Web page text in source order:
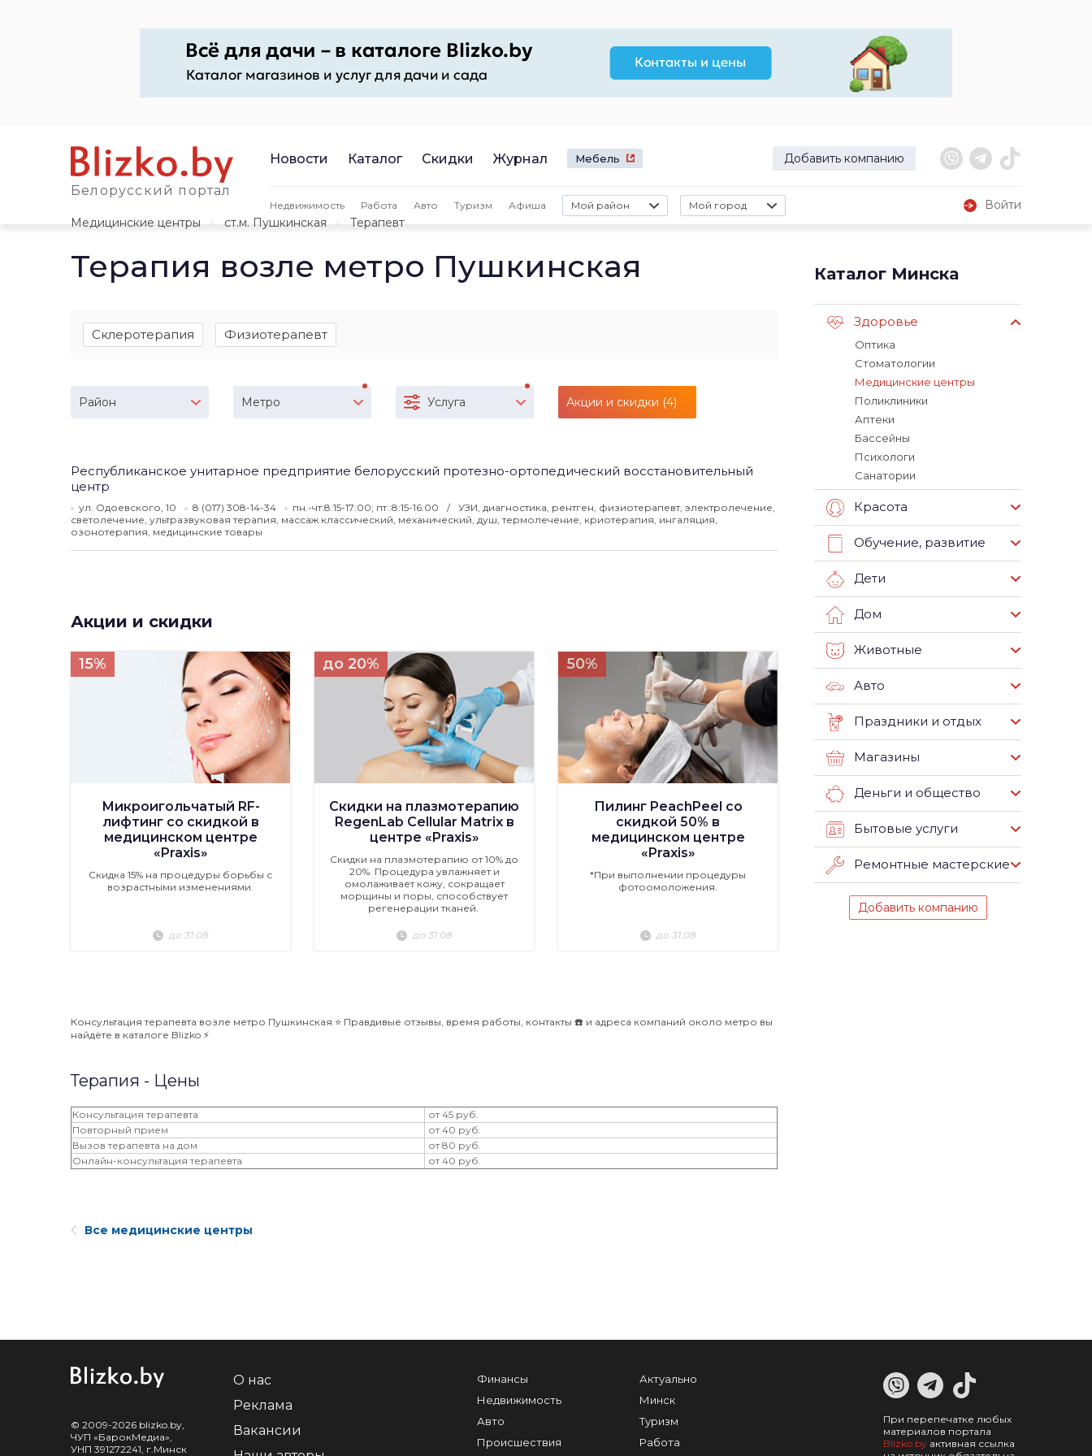
Белорусский портал
Новости Каталог Скидки Журнал Мебель Добавить компанию
Недвижимость Работа Авто Туризм Афиша Мой район Мой город
Войти
Медицинские центры
ст.м. Пушкинская Терапевт
Терапия возле метро Пушкинская
Склеротерапия Физиотерапевт
Район Метро Услуга Акции и скидки (4)
Республиканское унитарное предприятие белорусский протезно-ортопедический восстановительный
центр
ул. Одоевского, 10 8 (017) 308-14-34 пн.-чт:8:15-17:00; пт.:8:15-16:00
УЗИ, диагностика, рентген, физиотерапевт, электролечение,
светолечение, ультразвуковая терапия, массаж классический, механический, душ, термолечение, криотерапия, ингаляция,
озонотерапия, медицинские товары
Акции и скидки
15%
Микроигольчатый RF-
лифтинг со скидкой в
медицинском центре
«Praxis»
Скидка 15% на процедуры борьбы с
возрастными изменениями.
до 31.08
до 20%
Скидки на плазмотерапию
RegenLab Cellular Matrix в
центре «Praxis»
Скидки на плазмотерапию от 10% до
20%. Процедура увлажняет и
омолаживает кожу, сокращает
морщины и поры, способствует
регенерации тканей.
до 31.08
50%
Пилинг PeachPeel со
скидкой 50% в
медицинском центре
«Praxis»
*При выполнении процедуры
фотоомоложения.
до 31.08
Консультация терапевта возле метро Пушкинская ⭐️ Правдивые отзывы, время работы, контакты ☎️ и адреса компаний около метро вы
найдёте в каталоге Blizko ⚡️
Терапия - Цены
Консультация терапевта
от 45 руб.
Повторный прием
от 40 руб.
Вызов терапевта на дом
от 80 руб.
Онлайн-консультация терапевта
от 40 руб.
Каталог Минска
Здоровье
Оптика
Стоматологии
Медицинские центры
Поликлиники
Аптеки
Бассейны
Психологи
Санатории
Красота
Обучение, развитие
Дети
Дом
Животные
Авто
Праздники и отдых
Магазины
Деньги и общество
Бытовые услуги
Ремонтные мастерские
Добавить компанию
Все медицинские центры
© 2009-2026 blizko.by,
ЧУП «БарокМедиа»,
УНП 391272241, г.Минск
О нас
Реклама
Вакансии
Финансы
Недвижимость
Авто
Происшествия
Актуально
Минск
Туризм
Работа
При перепечатке любых
материалов портала
Blizko.by активная ссылка